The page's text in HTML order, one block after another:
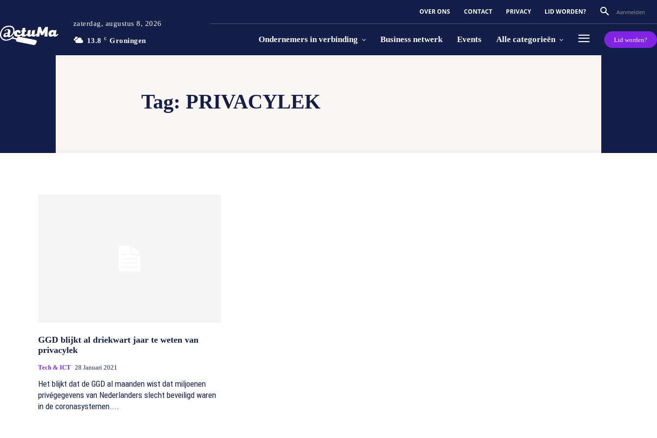
zaterdag, augustus 8, 2026
13.8 C Groningen
OVER ONS CONTACT PRIVACY LID WORDEN? Aanmelden
Ondernemers in verbinding Business netwerk Events Alle categorieën Lid worden?
Tag:PRIVACYLEK
GGD blijkt al driekwart jaar te weten van
privacylek
Tech & ICT 28 Januari 2021
Het blijkt dat de GGD al maanden wist dat miljoenen
privégegevens van Nederlanders slecht beveiligd waren
in de coronasystemen....